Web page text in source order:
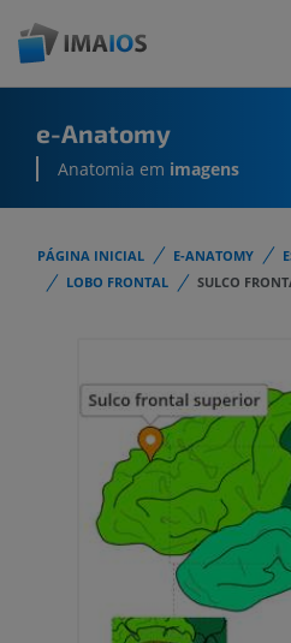
e-Anatomy
Anatomia em imagens
PÁGINA INICIAL E-ANATOMY
LOBO FRONTAL
SULCO